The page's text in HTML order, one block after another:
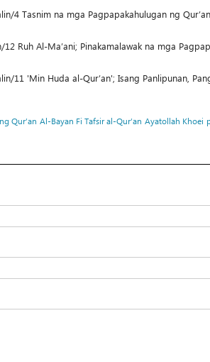
4 Tasnim na mga Pagpapakahulugan ng
Ruh Al-Ma’ani; Pinakamalawak na mga
11 'Min Huda al-Qur’an'; Isang Panlipunan,
Qur’an Al-Bayan Fi Tafsir al-Qur’an Ayatollah Khoei